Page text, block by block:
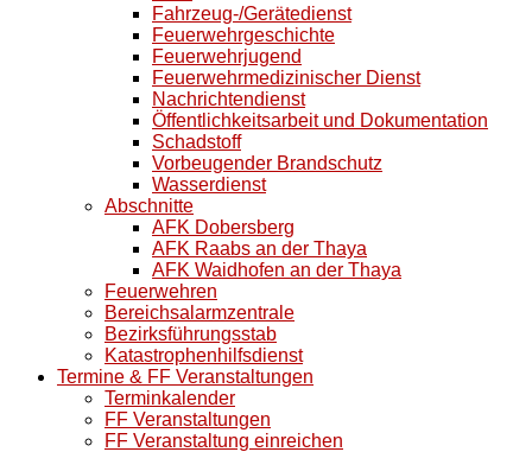
Fahrzeug-/Gerätedienst
Feuerwehrgeschichte
Feuerwehrjugend
Feuerwehrmedizinischer Dienst
Nachrichtendienst
Öffentlichkeitsarbeit und Dokumentation
Schadstoff
Vorbeugender Brandschutz
Wasserdienst
Abschnitte
AFK Dobersberg
AFK Raabs an der Thaya
AFK Waidhofen an der Thaya
Feuerwehren
Bereichsalarmzentrale
Bezirksführungsstab
Katastrophenhilfsdienst
Termine & FF Veranstaltungen
Terminkalender
FF Veranstaltungen
FF Veranstaltung einreichen